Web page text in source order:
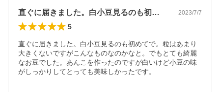
直ぐに届きました。白小豆見るのも初めて… 2023/7/7
5
直ぐに届きました。白小豆見るのも初めてで。粒はあまり
大きくないですがこんなものなのかなと。でもとても綺麗
なお豆でした。あんこを作ったのですが白いけど小豆の味
がしっかりしてとっても美味しかったです。